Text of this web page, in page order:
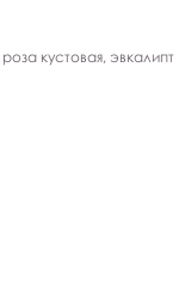
кустовая, эвкалипт